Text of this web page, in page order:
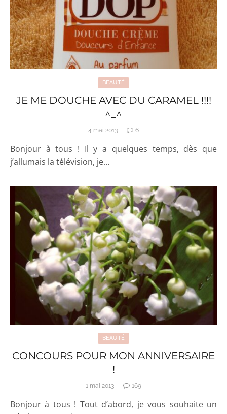
BEAUTÉ
JE ME DOUCHE AVEC DU CARAMEL !!!!
^_^
4 mai 2013 6
Bonjour à tous ! Il y a quelques temps, dès que
j’allumais la télévision, je…
BEAUTÉ
CONCOURS POUR MON ANNIVERSAIRE
!
1 mai 2013 169
Bonjour à tous ! Tout d’abord, je vous souhaite un